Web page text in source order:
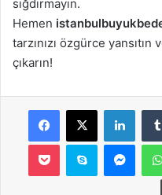
sığdırmayın.
Hemen
tarzınızı özgürce yansıtın
çıkarın!
Facebook
X
Pocket Skype